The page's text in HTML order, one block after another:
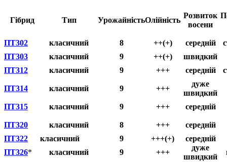
Гібрид Тип УрожайністьОлійність
Розвиток
восени
ПТ302 класичний 8 ++(+) середній
ПТ303
класичний 9 ++(+)
швидкий
ПТ312
класичний 9 +++ середній
ПТ314 класичний 9 +++
дуже
швидкий
ПТ315
класичний 9 +++ середній
ПТ320 класичний 8 +++
середній
ПТ322
класичний 9 +++(+)
середній
ПТ326* класичний 9 +++
дуже
швидкий